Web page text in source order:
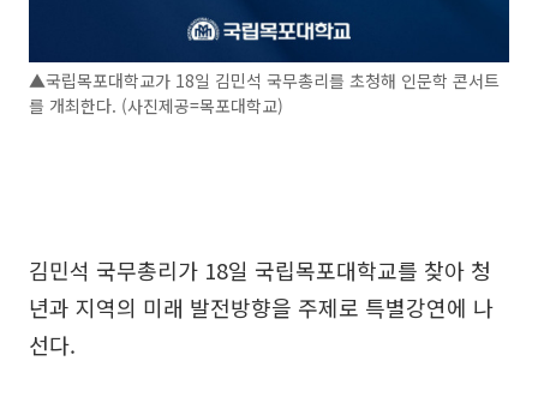
▲국립목포대학교가 18일 김민석 국무총리를 초청해 인문학 콘서트
를 개최한다. (사진제공=목포대학교)
김민석 국무총리가 18일 국립목포대학교를 찾아 청
년과 지역의 미래 발전방향을 주제로 특별강연에 나
선다.